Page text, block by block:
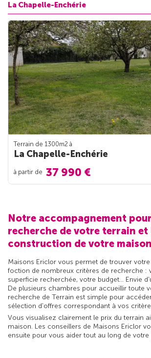
La Chapelle-Enchérie
Terrain de 1300m2 à
La Chapelle-Enchérie
à partir de 37 990 €
Notre accompagnement
recherche de votre terrain et
construction de votre
Maisons Ericlor vous permet de trouver
foction de nombreux critères de recherche :
superficie recherchée, votre budget... Envie
De plusieurs chambres pour accueillir toute
recherche de Terrain est simple pour
sélection d'offres correspondant à vos
Vous visualisez clairement le prix du terrain
maison. Les conseillers de Maisons Ericlor
ensuite pour vous aider tout au long de votre